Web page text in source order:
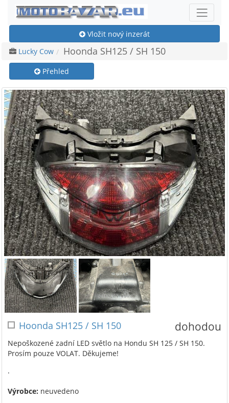
Vložit nový inzerát
Lucky Cow
Hoonda SH125 / SH 150
Přehled
dohodou
Hoonda SH125 / SH 150
Nepoškozené zadní LED světlo na Hondu SH 125 / SH 150.
Prosím pouze VOLAT. Děkujeme!
.
Výrobce: neuvedeno